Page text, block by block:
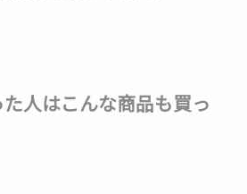
人はこんな商品も買っ